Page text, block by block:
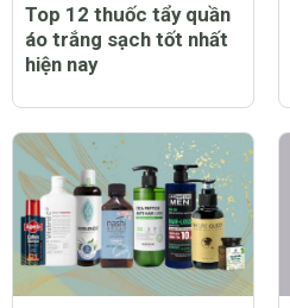
Top 12 thuốc tẩy quần
áo trắng sạch tốt nhất
hiện nay